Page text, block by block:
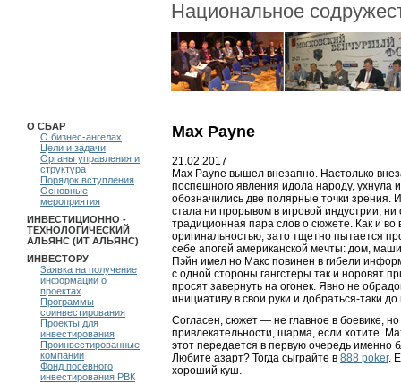
Национальное
О СБАР
О бизнес-ангелах
Цели и задачи
Органы управления и
структура
Порядок вступления
Основные
мероприятия
ИНВЕСТИЦИОННО -
ТЕХНОЛОГИЧЕСКИЙ
АЛЬЯНС (ИТ АЛЬЯНС)
ИНВЕСТОРУ
Заявка на получение
информации о
проектах
Программы
соинвестирования
Проекты для
инвестирования
Проинвестированные
компании
Фонд посевного
инвестирования РВК
Max Payne
21.02.2017
Max Payne вышел внезапно. Настолько
поспешного явления идола народу, ухнула
обозначились две полярные точки зрения.
стала ни прорывом в игровой индустрии,
традиционная пара слов о сюжете. Как и
оригинальностью, зато тщетно пытается
себе апогей американской мечты: дом,
Пэйн имел но Макс повинен в гибели
с одной стороны гангстеры так и норовят
просят завернуть на огонек. Явно не
инициативу в свои руки и добраться-таки
Согласен, сюжет — не главное в боевике,
привлекательности, шарма, если хотите.
этот передается в первую очередь именно
Любите азарт? Тогда сыграйте в 888 poker.
хороший куш.